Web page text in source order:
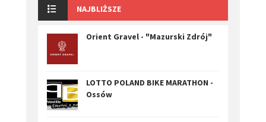
NAJBLIŻSZE
Orient Gravel - "Mazurski Zdrój"
LOTTO POLAND BIKE MARATHON -
Ossów